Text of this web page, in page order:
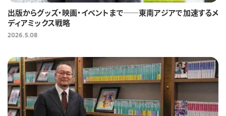
出版からグッズ・映画・イベントまで──東南アジアで加速するメ
ディアミックス戦略
2026.5.08